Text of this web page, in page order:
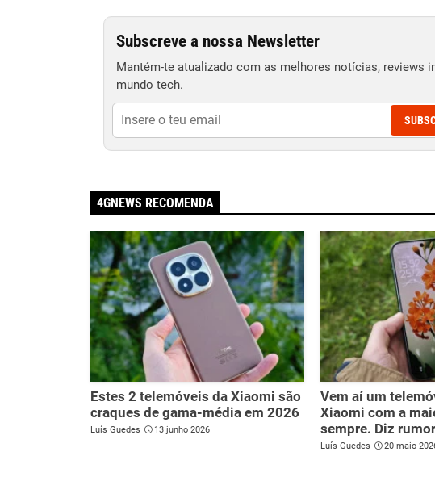
Subscreve a nossa Newsletter
Mantém-te atualizado com as melhores notícias, reviews
mundo tech.
4GNEWS RECOMENDA
Estes 2 telemóveis da Xiaomi são
craques de gama-média em 2026
Luís Guedes 13 junho 2026
Vem aí um
Xiaomi com a
sempre. Diz rumor
Luís Guedes 20 maio